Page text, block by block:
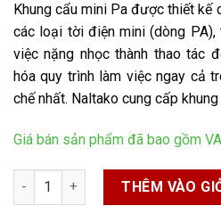
Khung cẩu mini Pa được thiết kế
các loại tời điện mini (dòng
việc nặng nhọc thành thao tác
hóa quy trình làm việc ngay cả
chế nhất. Naltako cung cấp
Giá bán sản phẩm đã bao gồm
Khung cẩu mini Pa số lượng
THÊM VÀO